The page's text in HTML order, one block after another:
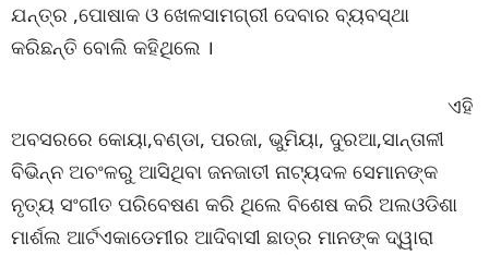
ଯନ୍ତ୍ର ,ପୋଷାକ ଓ ଖେଳସାମଗ୍ରୀ ଦେବାର ବ୍ୟବସ୍ଥା
କରିଛନ୍ତି ବୋଲି କହିଥିଲେ ।
ଏହି
ଅବସରରେ କୋୟା,ବଣ୍ଡା, ପରଜା, ଭୁମିୟା, ଦୁରଆ,ସାନ୍ତାଳୀ
ବିଭିନ୍ନ ଅଚଂଳରୁ ଆସିଥିବା ଜନଜାତୀ ନାଟ୍ୟଦଳ ସେମାନଙ୍କ
ନୃତ୍ୟ ସଂଗୀତ ପରିବେଷଣ କରି ଥିଲେ ବିଶେଷ କରି ଅଲଓଡିଶା
ମାର୍ଶଲ ଆର୍ଟଏକାଡେମୀର ଆଦିବାସୀ ଛାତ୍ର ମାନଙ୍କ ଦ୍ୱାରା